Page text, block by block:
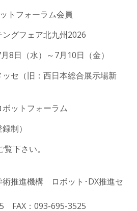
フォーラム会員
グフェア北九州2026
（水）～7月10日（金）
（旧：西日本総合展示場新
ットフォーラム
制）
覧下さい。
術推進機構 ロボット･DX推進セ
FAX：093-695-3525